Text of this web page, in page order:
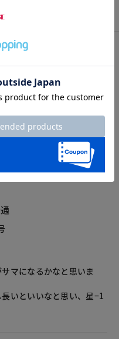
マになるかなと思いま
いといいなと思い、星−1